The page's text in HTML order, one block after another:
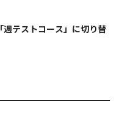
週テストコース」に切り替